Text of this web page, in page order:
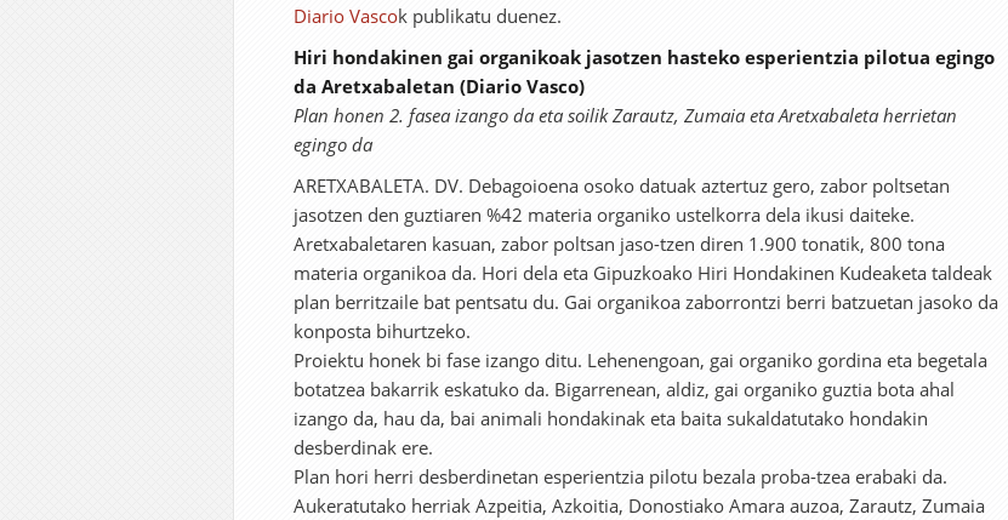
Diario Vascok publikatu duenez.
Hiri hondakinen gai organikoak jasotzen hasteko esperientzia pilotua egingo
da Aretxabaletan (Diario Vasco)
Plan honen 2. fasea izango da eta soilik Zarautz, Zumaia eta Aretxabaleta herrietan
egingo da
ARETXABALETA. DV. Debagoioena osoko datuak aztertuz gero, zabor poltsetan
jasotzen den guztiaren %42 materia organiko ustelkorra dela ikusi daiteke.
Aretxabaletaren kasuan, zabor poltsan jaso-tzen diren 1.900 tonatik, 800 tona
materia organikoa da. Hori dela eta Gipuzkoako Hiri Hondakinen Kudeaketa taldeak
plan berritzaile bat pentsatu du. Gai organikoa zaborrontzi berri batzuetan jasoko da
konposta bihurtzeko.
Proiektu honek bi fase izango ditu. Lehenengoan, gai organiko gordina eta begetala
botatzea bakarrik eskatuko da. Bigarrenean, aldiz, gai organiko guztia bota ahal
izango da, hau da, bai animali hondakinak eta baita sukaldatutako hondakin
desberdinak ere.
Plan hori herri desberdinetan esperientzia pilotu bezala proba-tzea erabaki da.
Aukeratutako herriak Azpeitia, Azkoitia, Donostiako Amara auzoa, Zarautz, Zumaia